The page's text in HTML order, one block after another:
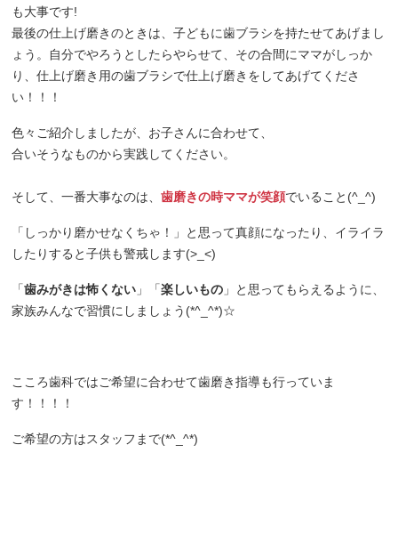
も大事です!
最後の仕上げ磨きのときは、子どもに歯ブラシを持たせてあげまし
ょう。自分でやろうとしたらやらせて、その合間にママがしっか
り、仕上げ磨き用の歯ブラシで仕上げ磨きをしてあげてくださ
い！！！
色々ご紹介しましたが、お子さんに合わせて、
合いそうなものから実践してください。
そして、一番大事なのは、歯磨きの時ママが笑顔でいること(^_^)
「しっかり磨かせなくちゃ！」と思って真顔になったり、イライラ
したりすると子供も警戒します(>_<)
「歯みがきは怖くない 」「楽しいもの 」 と思ってもらえるように、
家族みんなで習慣にしましょう(*^_^*)☆
こころ歯科ではご希望に合わせて歯磨き指導も行っていま
す！！！！
ご希望の方はスタッフまで(*^_^*)